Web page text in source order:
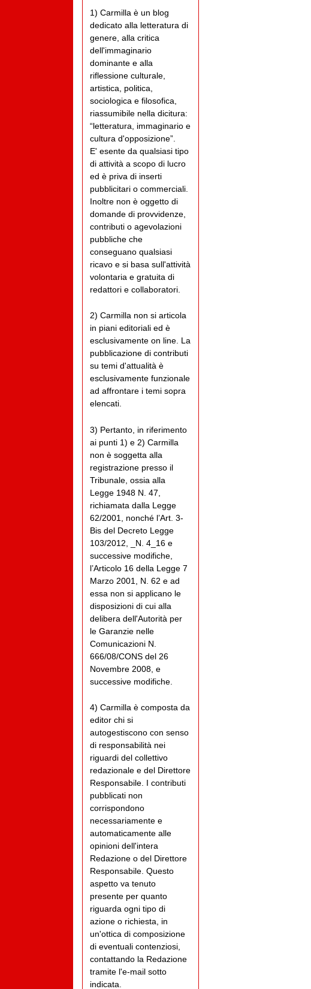
1) Carmilla è un blog
dedicato alla letteratura di
genere, alla critica
dell'immaginario
dominante e alla
riflessione culturale,
artistica, politica,
sociologica e filosofica,
riassumibile nella dicitura:
“letteratura, immaginario e
cultura d'opposizione”.
E' esente da qualsiasi tipo
di attività a scopo di lucro
ed è priva di inserti
pubblicitari o commerciali.
Inoltre non è oggetto di
domande di provvidenze,
contributi o agevolazioni
pubbliche che
conseguano qualsiasi
ricavo e si basa sull'attività
volontaria e gratuita di
redattori e collaboratori.
2) Carmilla non si articola
in piani editoriali ed è
esclusivamente on line. La
pubblicazione di contributi
su temi d'attualità è
esclusivamente funzionale
ad affrontare i temi sopra
elencati.
3) Pertanto, in riferimento
ai punti 1) e 2) Carmilla
non è soggetta alla
registrazione presso il
Tribunale, ossia alla
Legge 1948 N. 47,
richiamata dalla Legge
62/2001, nonché l’Art. 3-
Bis del Decreto Legge
103/2012, _N. 4_16 e
successive modifiche,
l’Articolo 16 della Legge 7
Marzo 2001, N. 62 e ad
essa non si applicano le
disposizioni di cui alla
delibera dell'Autorità per
le Garanzie nelle
Comunicazioni N.
666/08/CONS del 26
Novembre 2008, e
successive modifiche.
4) Carmilla è composta da
editor chi si
autogestiscono con senso
di responsabilità nei
riguardi del collettivo
redazionale e del Direttore
Responsabile. I contributi
pubblicati non
corrispondono
necessariamente e
automaticamente alle
opinioni dell'intera
Redazione o del Direttore
Responsabile. Questo
aspetto va tenuto
presente per quanto
riguarda ogni tipo di
azione o richiesta, in
un'ottica di composizione
di eventuali contenziosi,
contattando la Redazione
tramite l'e-mail sotto
indicata.